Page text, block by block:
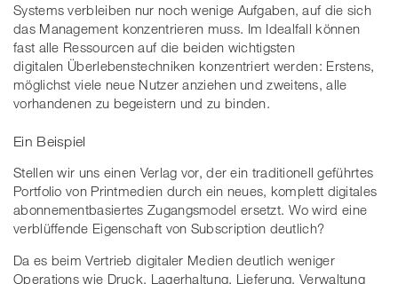
Systems verbleiben nur noch wenige Aufgaben, auf die sich
das Management konzentrieren muss. Im Idealfall können
fast alle Ressourcen auf die beiden wichtigsten
digitalen Überlebenstechniken konzentriert werden: Erstens,
möglichst viele neue Nutzer anziehen und zweitens, alle
vorhandenen zu begeistern und zu binden.
Ein Beispiel
Stellen wir uns einen Verlag vor, der ein traditionell geführtes
Portfolio von Printmedien durch ein neues, komplett digitales
abonnementbasiertes Zugangsmodel ersetzt. Wo wird eine
verblüffende Eigenschaft von Subscription deutlich?
Da es beim Vertrieb digitaler Medien deutlich weniger
Operations wie Druck, Lagerhaltung, Lieferung, Verwaltung